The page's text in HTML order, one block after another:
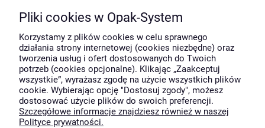
Moje konto
O firmie
Wyróżnili nas
Pliki cookies w Opak-System
Korzystamy z plików cookies w celu sprawnego
działania strony internetowej (cookies niezbędne) oraz
tworzenia usług i ofert dostosowanych do Twoich
potrzeb (cookies opcjonalne). Klikając „Zaakceptuj
wszystkie”, wyrażasz zgodę na użycie wszystkich plików
cookie. Wybierając opcję "Dostosuj zgody", możesz
dostosować użycie plików do swoich preferencji.
Szczegółowe informacje znajdziesz również w naszej
Polityce prywatności.